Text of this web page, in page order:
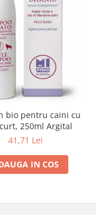
bio pentru caini cu
250ml Argital
41,71 Lei
IN COS